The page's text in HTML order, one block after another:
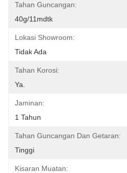
Tahan Guncangan:
40g/11mdtk
Lokasi Showroom:
Tidak Ada
Tahan Korosi:
Ya.
Jaminan:
1 Tahun
Tahan Guncangan Dan Getaran:
Tinggi
Kisaran Muatan: